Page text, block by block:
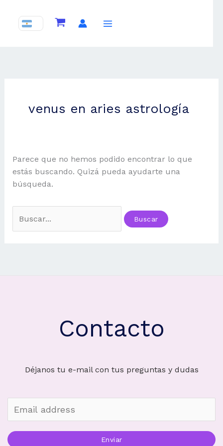
contenido
venus en aries astrología
Parece que no hemos podido encontrar lo que
estás buscando. Quizá pueda ayudarte una
búsqueda.
por:
Contacto
Déjanos tu e-mail con tus preguntas y dudas
Enviar